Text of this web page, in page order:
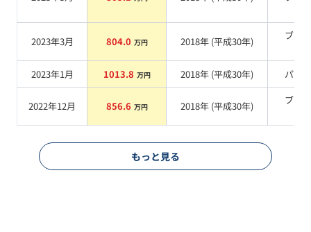
2023年3月 804.0 万円 2018年 (平成30年)
ブラ
2023年1月
1013.8 万円 2018年 (平成30年) パール
2022年12月 856.6 万円 2018年 (平成30年)
ブラ
もっと見る